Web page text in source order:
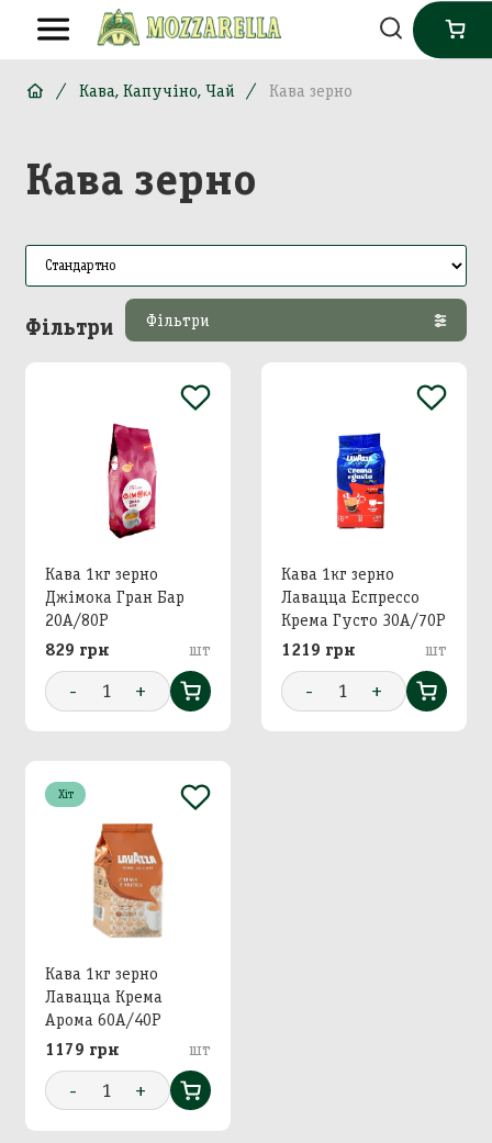
Кава, Капучіно, Чай Кава зерно
Кава зерно
Фільтри Фільтри
Кава 1кг зерно
Джімока Гран Бар
20А/80Р
829 грн
шт
- 1 +
Кава 1кг зерно
Лавацца Еспрессо
Крема Густо 30А/70Р
1219 грн
шт
- 1 +
Хіт
Кава 1кг зерно
Лавацца Крема
Aрома 60А/40Р
1179 грн
шт
- 1 +